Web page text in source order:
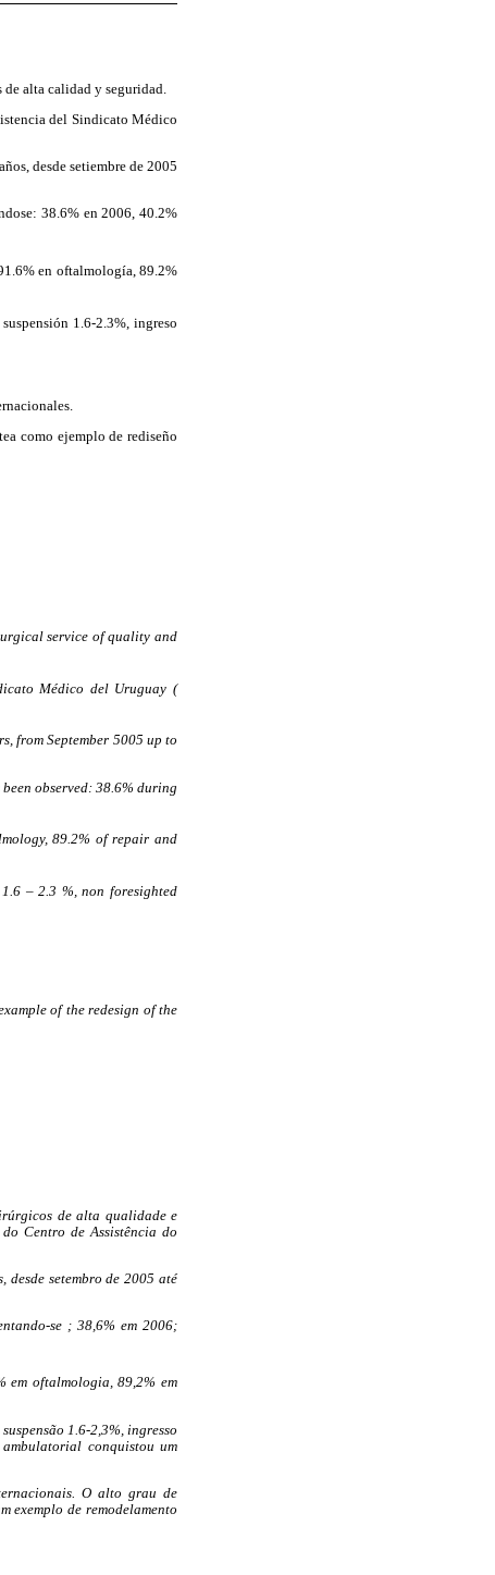
alta calidad y seguridad.
del Sindicato Médico
desde setiembre de 2005
38.6% en 2006, 40.2%
en oftalmología, 89.2%
1.6-2.3%, ingreso
como ejemplo de rediseño
service of quality and
Médico del Uruguay (
from September 5005 up to
observed: 38.6% during
89.2% of repair and
– 2.3 %, non foresighted
of the redesign of the
de alta qualidade e
Centro de Assistência do
setembro de 2005 até
se ; 38,6% em 2006;
em oftalmologia, 89,2% em
1.6-2,3%, ingresso
conquistou um
O alto grau de
exemplo de remodelamento